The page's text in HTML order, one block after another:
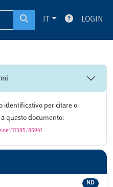
IT LOGIN
identificativo per citare o
questo documento:
11385/85941
ND